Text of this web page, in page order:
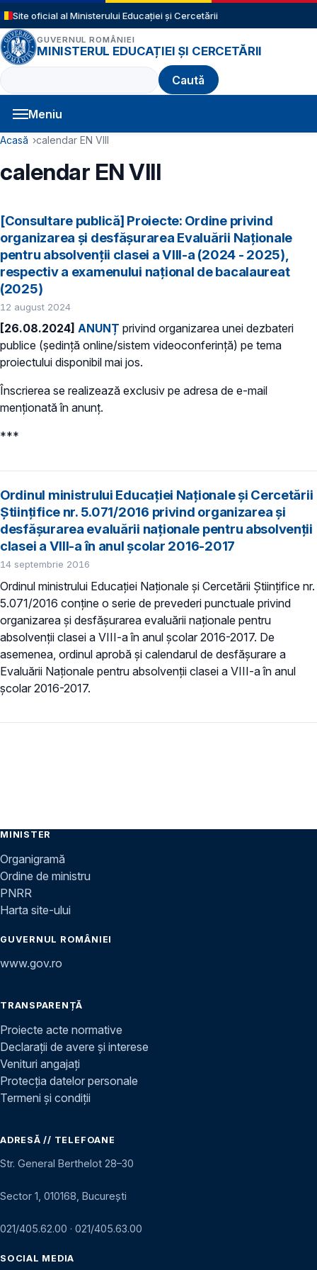
Sari la conținutul principal
Site oficial al Ministerului Educației și Cercetării
GUVERNUL ROMÂNIEI
MINISTERUL EDUCAȚIEI ȘI CERCETĂRII
Caută
Meniu
Navigație principală
Cale de navigare
Acasă calendar EN VIII
calendar EN VIII
[Consultare publică] Proiecte: Ordine privind
organizarea şi desfăşurarea Evaluării Naţionale
pentru absolvenţii clasei a VIII-a (2024 - 2025),
respectiv a examenului național de bacalaureat
(2025)
12 august 2024
[26.08.2024] ANUNȚ privind organizarea unei dezbateri
publice (ședință online/sistem videoconferință) pe tema
proiectului disponibil mai jos.
Înscrierea se realizează exclusiv pe adresa de e-mail
menționată în anunț.
***
Ordinul ministrului Educaţiei Naţionale şi Cercetării
Ştiinţifice nr. 5.071/2016 privind organizarea și
desfășurarea evaluării naționale pentru absolvenții
clasei a VIII-a în anul școlar 2016-2017
14 septembrie 2016
Ordinul ministrului Educaţiei Naţionale şi Cercetării Ştiinţifice nr.
5.071/2016 conţine o serie de prevederi punctuale privind
organizarea și desfășurarea evaluării naționale pentru
absolvenții clasei a VIII-a în anul școlar 2016-2017. De
asemenea, ordinul aprobă şi calendarul de desfășurare a
Evaluării Naționale pentru absolvenții clasei a VIII-a în anul
școlar 2016-2017.
MINISTER
Organigramă
Ordine de ministru
PNRR
Harta site-ului
GUVERNUL ROMÂNIEI
www.gov.ro
TRANSPARENȚĂ
Proiecte acte normative
Declarații de avere și interese
Venituri angajați
Protecția datelor personale
Termeni și condiții
ADRESĂ // TELEFOANE
Str. General Berthelot 28–30
Sector 1, 010168, București
021/405.62.00 · 021/405.63.00
SOCIAL MEDIA